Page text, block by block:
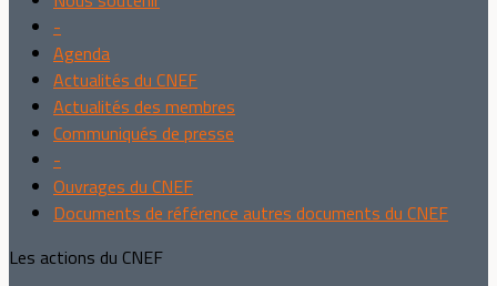
-
Agenda
Actualités du CNEF
Actualités des membres
Communiqués de presse
-
Ouvrages du CNEF
Documents de référence autres documents du CNEF
Les actions du CNEF